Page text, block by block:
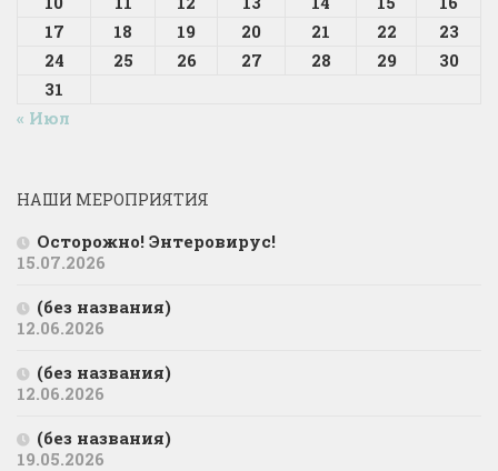
17
18 19 20 21 22
23
24
25 26 27 28 29
30
31
« Июл
НАШИ МЕРОПРИЯТИЯ
Осторожно! Энтеровирус!
15.07.2026
(без названия)
12.06.2026
(без названия)
12.06.2026
(без названия)
19.05.2026